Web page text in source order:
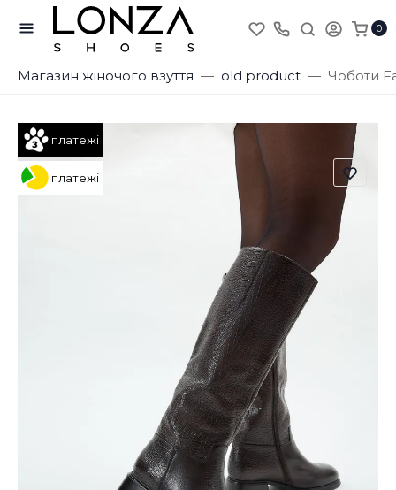
0
Магазин жіночого взуття old product Чоботи
платежі
платежі